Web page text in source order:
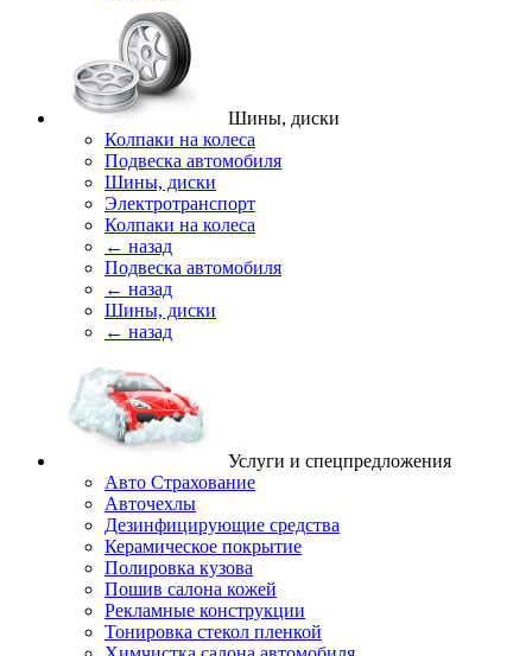
Шины, диски
Колпаки на колеса
Подвеска автомобиля
Шины, диски
Электротранспорт
Колпаки на колеса
← назад
Подвеска автомобиля
← назад
Шины, диски
← назад
Услуги и спецпредложения
Авто Страхование
Авточехлы
Дезинфицирующие средства
Керамическое покрытие
Полировка кузова
Пошив салона кожей
Рекламные конструкции
Тонировка стекол пленкой